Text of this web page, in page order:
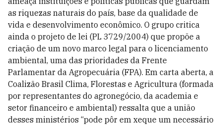
as riquezas naturais do país, base da qualidade de
vida e desenvolvimento econômico. O grupo critica
ainda o projeto de lei (PL 3729/2004) que propõe a
criação de um novo marco legal para o licenciamento
ambiental, uma das prioridades da Frente
Parlamentar da Agropecuária (FPA). Em carta aberta, a
Coalizão Brasil Clima, Florestas e Agricultura (formada
por representantes do agronegócio, da academia e
setor financeiro e ambiental) ressalta que a união
desses ministérios “pode pôr em xeque um necessário